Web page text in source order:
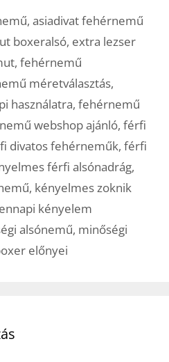
,asiadivat fehérnemű
boxeralsó, extra lezser
, fehérnemű
méretválasztás,
használatra, fehérnemű
webshop ajánló, férfi
divatos fehérneműk, férfi
férfi alsónadrág,
, kényelmes zoknik
kényelem
alsónemű, minőségi
előnyei